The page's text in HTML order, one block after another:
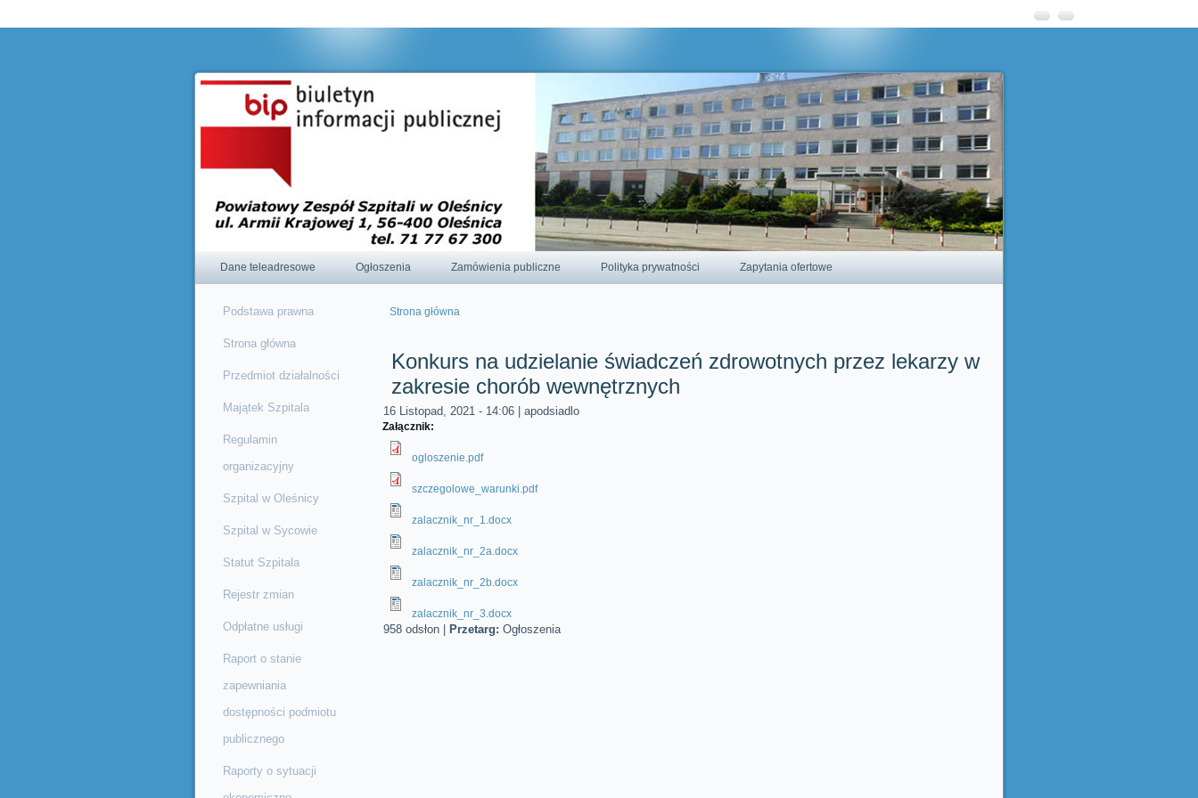
Dane teleadresowe Ogłoszenia Zamówienia publiczne Polityka prywatności Zapytania ofertowe
Podstawa prawna
Strona główna
Przedmiot działalności
Majątek Szpitala
Regulamin
organizacyjny
Szpital w Oleśnicy
Szpital w Sycowie
Statut Szpitala
Rejestr zmian
Odpłatne usługi
Raport o stanie
zapewniania
dostępności podmiotu
publicznego
Raporty o sytuacji
Strona główna
Konkurs na udzielanie świadczeń zdrowotnych przez lekarzy w
zakresie chorób wewnętrznych
16 Listopad, 2021 - 14:06 apodsiadlo
Załącznik:
ogloszenie.pdf
szczegolowe_warunki.pdf
zalacznik_nr_1.docx
zalacznik_nr_2a.docx
zalacznik_nr_2b.docx
zalacznik_nr_3.docx
958 odsłon Przetarg: Ogłoszenia